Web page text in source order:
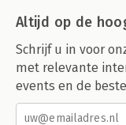
Altijd op de
Schrijf u in voor
met relevante
events en de